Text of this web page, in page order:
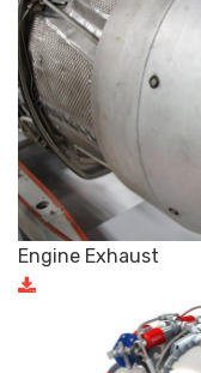
Engine Exhaust